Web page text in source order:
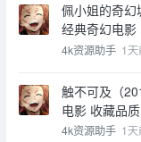
佩小姐的奇
经典奇幻电影
4k资源助手 1天
触不可及（
电影 收藏品质
4k资源助手 1天